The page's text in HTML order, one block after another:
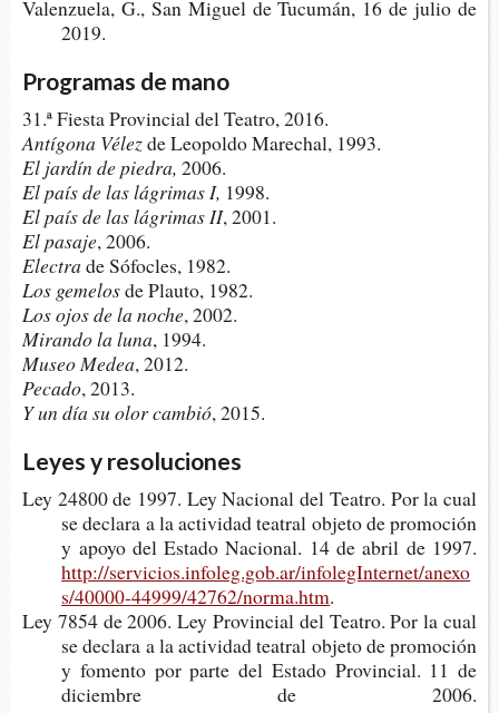
Valen­zue­la, G., San Miguel de Tucu­mán, 16 de julio de
2019.
Programas de mano
31.ª Fies­ta Pro­vin­cial del Tea­tro, 2016.
Antí­go­na Vélezde Leo­pol­do Mare­chal, 1993.
El jar­dín de piedra, 2006.
El país de las lágri­mas I, 1998.
El paísde las lágri­mas II, 2001.
El pasaje, 2006.
Electra de Sófo­cles, 1982.
Los gemelosde Plau­to, 1982.
Los ojos de la noche, 2002.
Miran­do la luna, 1994.
Museo Medea, 2012.
Pecado, 2013.
Y un día su olor cambió, 2015.
Leyes y resoluciones
Ley 24800 de 1997. Ley Nacio­nal del Tea­tro. Por la cual
se decla­ra a la acti­vi­dad tea­tral obje­to de pro­mo­ción
y apoyo del Esta­do Nacio­nal. 14 de abril de 1997.
http://servicios.infoleg.gob.ar/infolegInternet/anexo
s/40000-44999/42762/norma.htm.
Ley 7854 de 2006. Ley Pro­vin­cial del Tea­tro. Por la cual
se decla­ra a la acti­vi­dad tea­tral obje­to de pro­mo­ción
y fomen­to por parte del Esta­do Pro­vin­cial. 11 de
diciem­bre de 2006.